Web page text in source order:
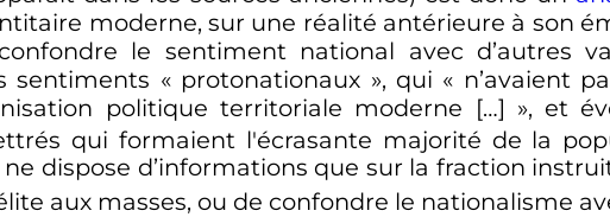
moderne, sur une réalité antérieure à son
le sentiment national avec d’autres
sentiments « protonationaux », qui « n’avaient
politique territoriale moderne […] », et
qui formaient l'écrasante majorité de la
ne dispose d’informations que sur la fraction
aux masses, ou de confondre le nationalisme